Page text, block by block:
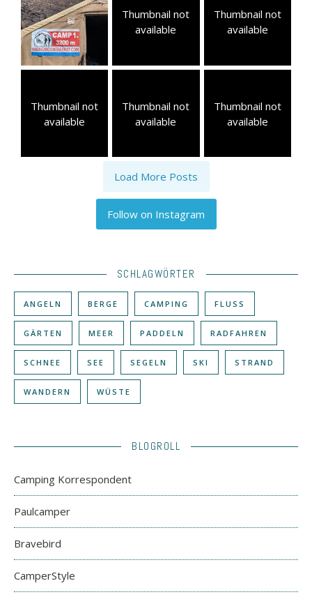
Thumbnail not
available
Thumbnail not
available
Thumbnail not
available
Thumbnail not
available
Thumbnail not
available
Load More Posts
Follow on Instagram
SCHLAGWÖRTER
ANGELN BERGE CAMPING FLUSS
GÄRTEN MEER PADDELN RADFAHREN
SCHNEE SEE SEGELN SKI STRAND
WANDERN WÜSTE
BLOGROLL
Camping Korrespondent
Paulcamper
Bravebird
CamperStyle